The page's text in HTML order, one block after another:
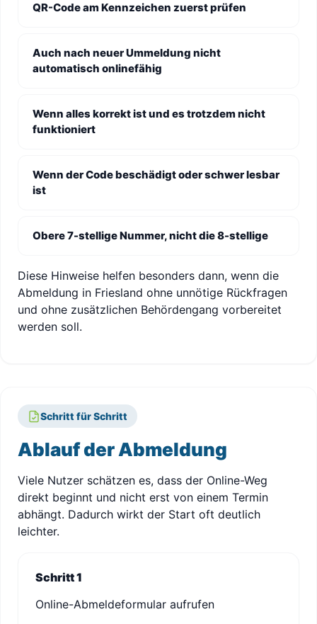
QR-Code am Kennzeichen zuerst prüfen
Auch nach neuer Ummeldung nicht
automatisch onlinefähig
Wenn alles korrekt ist und es trotzdem nicht
funktioniert
Wenn der Code beschädigt oder schwer lesbar
ist
Obere 7-stellige Nummer, nicht die 8-stellige
Diese Hinweise helfen besonders dann, wenn die
Abmeldung in Friesland ohne unnötige Rückfragen
und ohne zusätzlichen Behördengang vorbereitet
werden soll.
Schritt für Schritt
Ablauf der Abmeldung
Viele Nutzer schätzen es, dass der Online-Weg
direkt beginnt und nicht erst von einem Termin
abhängt. Dadurch wirkt der Start oft deutlich
leichter.
Schritt 1
Online-Abmeldeformular aufrufen